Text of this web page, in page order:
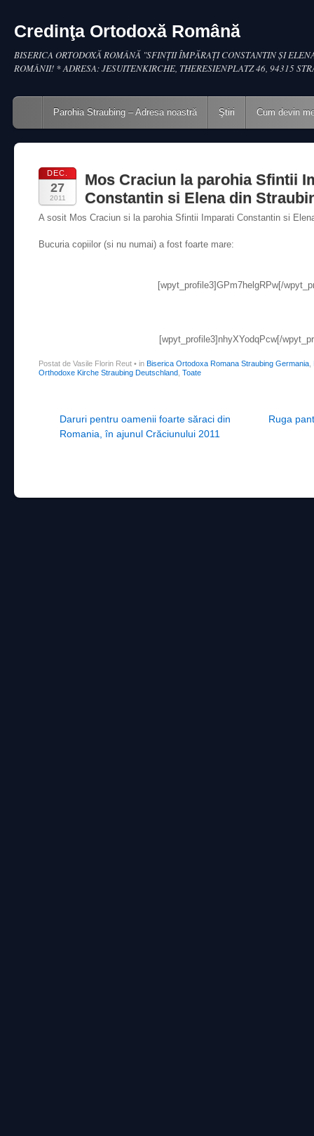
Credinţa Ortodoxă Română
BISERICA ORTODOXĂ ROMÂNĂ "SFINŢII ÎMPĂRAŢI CONSTANTIN ŞI
ROMÂNII! * ADRESA: JESUITENKIRCHE, THERESIENPLATZ 46, 94315
Main menu
Skip to content
Parohia Straubing – Adresa noastră Ştiri Cum devin
DEC.
27
2011
Mos Craciun la parohia Sfintii
Constantin si Elena din
A sosit Mos Craciun si la parohia Sfintii Imparati Constantin si
Bucuria copiilor (si nu numai) a fost foarte mare:
[wpyt_profile3]GPm7helgRPw[/
[wpyt_profile3]nhyXYodqPcw[/
Postat de Vasile Florin Reut • in Biserica Ortodoxa Romana Straubing Germania
Orthodoxe Kirche Straubing Deutschland Toate
Post navigation
Daruri pentru oamenii foarte săraci din
Romania, în ajunul Crăciunului 2011
Ruga